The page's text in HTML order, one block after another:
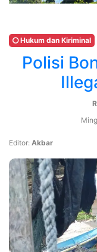
Hukum dan Kiriminal
Polisi
Editor: Akbar